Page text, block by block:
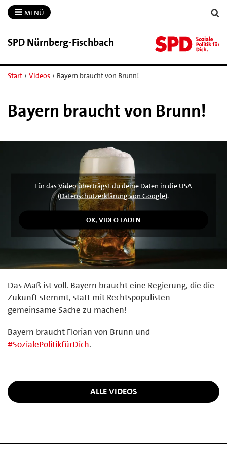
MENÜ
SPD Nürnberg-​Fischbach
Start › Videos › Bayern braucht von Brunn!
Bayern braucht von Brunn!
Für das Video überträgst du deine Daten in die USA
(Datenschutzerklärung von Google).
Das Maß ist voll. Bayern braucht eine Regierung, die die
Zukunft stemmt, statt mit Rechtspopulisten
gemeinsame Sache zu machen!
Bayern braucht Florian von Brunn und
#SozialePolitikfürDich.
ALLE VIDEOS